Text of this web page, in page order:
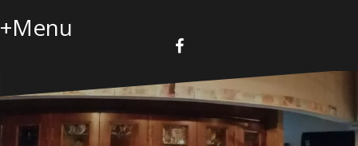
ン
へ
キ
+Menu
c
e
b
o
o
k